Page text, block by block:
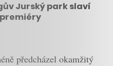
Jurský park slaví
předcházel okamžitý